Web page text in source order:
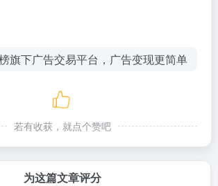
若有收获，就点个赞吧
为这篇文章评分